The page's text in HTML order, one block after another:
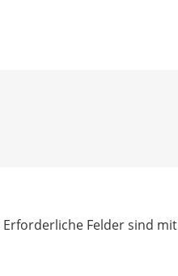
Erforderliche Felder sind mit